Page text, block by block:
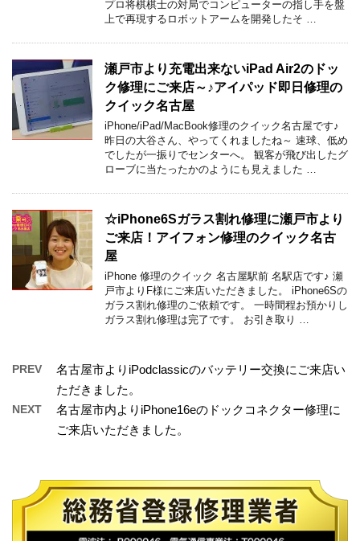
プロ将棋棋士の対局でコンピューターの指し手を盤
上で再現するロボットアームを開発したそ …
瀬戸市より充電出来ないiPad Air2のドッ
ク修理にご来店～♪アイパッド即日修理の
クイック名古屋
iPhone/iPad/MacBook修理のクイック名古屋です♪
昨日の大谷さん、やってくれましたね～ 速球、低め
でしたが一振りでセンターへ。 観客が飛び出したグ
ローブに当たったかのようにも見えました …
☆iPhone6Sガラス割れ修理に瀬戸市より
ご来店！アイフォン修理のクイック名古
屋
iPhone 修理のクイック 名古屋駅前 名駅店です♪ 瀬
戸市よりF様にご来店いただきました。 iPhone6Sの
ガラス割れ修理のご依頼です。 一時間程お預かりし
ガラス割れ修理は完了です。 お引き取り …
PREV
名古屋市よりiPodclassicのバッテリー交換にご来店い
ただきました。
NEXT
名古屋市内よりiPhone16eのドックコネクター修理に
ご来店いただきました。